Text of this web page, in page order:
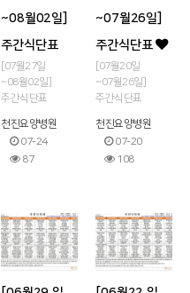
온라인상담
~08월02일]
주간식단표
[07월27일
~08월02일]
주간식단표
천진요양병원
07-24
87
~07월26일]
주간식단표
[07월20일
~07월26일]
주간식단표
천진요양병원
07-20
108